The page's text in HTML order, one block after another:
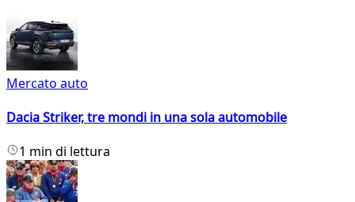
Mercato auto
Dacia Striker, tre mondi in una sola automobile
1 min di lettura